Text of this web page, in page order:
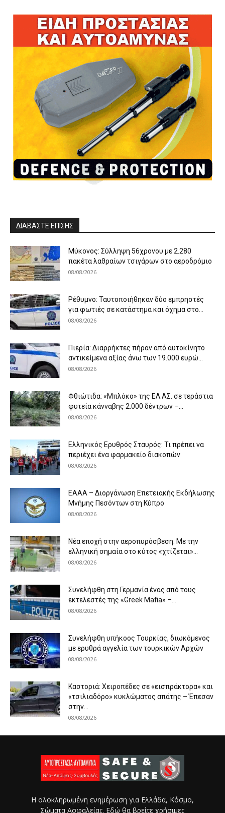
ΔΙΑΒΑΣΤΕ ΕΠΙΣΗΣ
Μύκονος: Σύλληψη 56χρονου με 2.280
πακέτα λαθραίων τσιγάρων στο αεροδρόμιο
08/08/2026
Ρέθυμνο: Ταυτοποιήθηκαν δύο εμπρηστές
για φωτιές σε κατάστημα και όχημα στο...
08/08/2026
Πιερία: Διαρρήκτες πήραν από αυτοκίνητο
αντικείμενα αξίας άνω των 19.000 ευρώ...
08/08/2026
Φθιώτιδα: «Μπλόκο» της ΕΛ.ΑΣ. σε τεράστια
φυτεία κάνναβης 2.000 δέντρων –...
08/08/2026
Ελληνικός Ερυθρός Σταυρός: Τι πρέπει να
περιέχει ένα φαρμακείο διακοπών
08/08/2026
ΕΑΑΑ – Διοργάνωση Επετειακής Εκδήλωσης
Μνήμης Πεσόντων στη Κύπρο
08/08/2026
Νέα εποχή στην αεροπυρόσβεση: Με την
ελληνική σημαία στο κύτος «χτίζεται»...
08/08/2026
Συνελήφθη στη Γερμανία ένας από τους
εκτελεστές της «Greek Mafia» –...
08/08/2026
Συνελήφθη υπήκοος Τουρκίας, διωκόμενος
με ερυθρά αγγελία των τουρκικών Αρχών
08/08/2026
Καστοριά: Χειροπέδες σε «εισπράκτορα» και
«τσιλιαδόρο» κυκλώματος απάτης – Έπεσαν
στην...
08/08/2026
Η ολοκληρωμένη ενημέρωση για Ελλάδα, Κόσμο,
Σώματα Ασφαλείας. Εδώ θα βρείτε χρήσιμες